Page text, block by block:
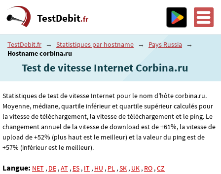
TestDebit.fr
TestDebit.fr → Statistiques par hostname → Pays Russia →
Hostname corbina.ru
Test de vitesse Internet Corbina.ru
Statistiques de test de vitesse Internet pour le nom d'hôte corbina.ru.
Moyenne, médiane, quartile inférieur et quartile supérieur calculés pour
la vitesse de téléchargement, la vitesse de téléchargement et le ping. Le
changement annuel de la vitesse de download est de +61%, la vitesse de
upload de +52% (plus haut est le meilleur) et la valeur du ping est de
+57% (inférieur est le meilleur).
Langue: NET , DE ,AT , ES , IT , HU , PL ,SK , UK , RO ,CZ